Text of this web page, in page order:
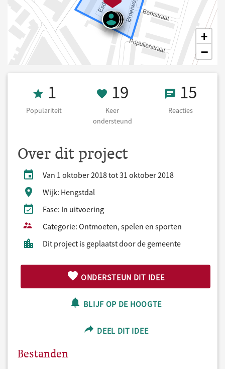
+
−
Populariteit 1
1
Populariteit
19 Keer
19
Keer
ondersteund
1515
Reacties
Over dit project
Van 1 oktober 2018 tot 31 oktober 2018
Wijk: Hengstdal
Fase: In uitvoering
Categorie: Ontmoeten, spelen en sporten
Dit project is geplaatst door de gemeente
ONDERSTEUN DIT IDEE
BLIJF OP DE HOOGTE
DEEL DIT IDEE
Bestanden